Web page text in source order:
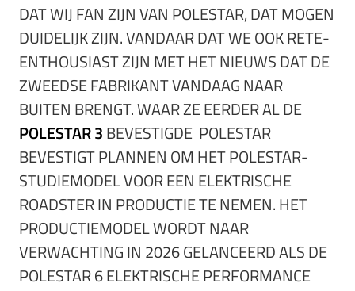
DAT WIJ FAN ZIJN VAN POLESTAR, DAT MOGEN
DUIDELIJK ZIJN. VANDAAR DAT WE OOK RETE-
ENTHOUSIAST ZIJN MET HET NIEUWS DAT DE
ZWEEDSE FABRIKANT VANDAAG NAAR
BUITEN BRENGT. WAAR ZE EERDER AL DE
POLESTAR 3BEVESTIGDE POLESTAR
BEVESTIGT PLANNEN OM HET POLESTAR-
STUDIEMODEL VOOR EEN ELEKTRISCHE
ROADSTER IN PRODUCTIE TE NEMEN. HET
PRODUCTIEMODEL WORDT NAAR
VERWACHTING IN 2026 GELANCEERD ALS DE
POLESTAR 6 ELEKTRISCHE PERFORMANCE